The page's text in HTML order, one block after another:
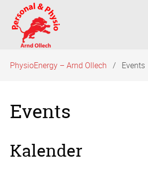
überspringen
PhysioEnergy – Arnd Ollech Events
Events
Kalender